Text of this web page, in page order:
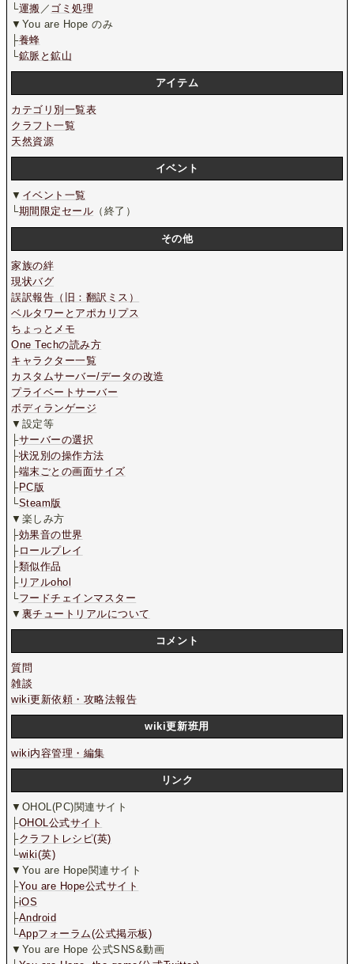
└運搬 ／ ゴミ処理
▼You are Hope のみ
├養蜂
└鉱脈と鉱山
アイテム
カテゴリ別一覧表
クラフト一覧
天然資源
イベント
▼ イベント一覧
└期間限定セール （終了）
その他
家族の絆
現状バグ
誤訳報告（旧：翻訳ミス）
ベルタワーとアポカリプス
ちょっとメモ
One Techの読み方
キャラクター一覧
カスタムサーバー/データの改造
プライベートサーバー
ボディランゲージ
▼設定等
├サーバーの選択
├状況別の操作方法
├端末ごとの画面サイズ
├PC版
└Steam版
▼楽しみ方
├効果音の世界
├ロールプレイ
├類似作品
├リアルohol
└フードチェインマスター
▼ 裏チュートリアルについて
コメント
質問
雑談
wiki更新依頼・攻略法報告
wiki更新班用
wiki内容管理・編集
リンク
▼OHOL(PC)関連サイト
├OHOL公式サイト
├クラフトレシピ(英)
└wiki(英)
▼You are Hope関連サイト
├You are Hope公式サイト
├iOS
├Android
└Appフォーラム(公式掲示板)
▼You are Hope 公式SNS&動画